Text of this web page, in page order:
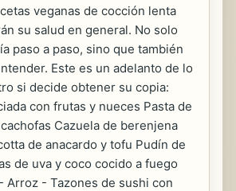
veganas de cocción lenta
su salud en general. No solo
paso a paso, sino que también
Este es un adelanto de lo
si decide obtener su copia:
con frutas y nueces Pasta de
Cazuela de berenjena
de anacardo y tofu Pudín de
de uva y coco cocido a fuego
Arroz - Tazones de sushi con